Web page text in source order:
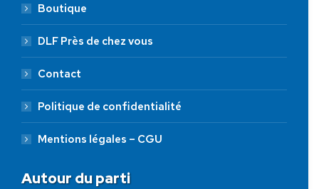
Boutique
DLF Près de chez vous
Contact
Politique de confidentialité
Mentions légales – CGU
Autour du parti